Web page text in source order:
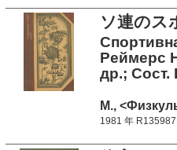
ソ連のス
Реймерс
др.; Сост.
М.,
1981 年 R135987